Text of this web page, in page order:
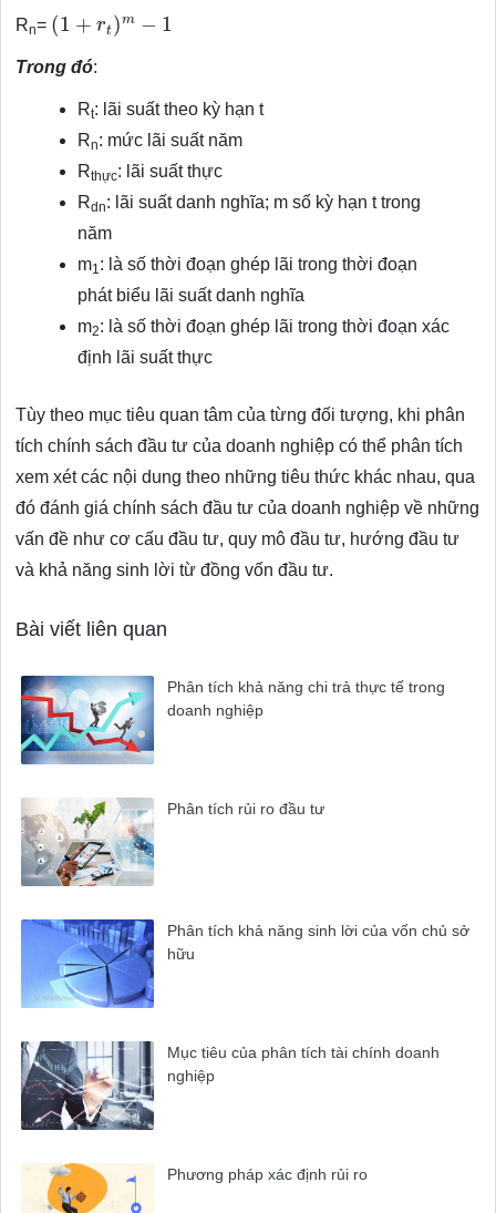
Rn=
(1 m−1
Trong đó:
Rt: lãi suất theo kỳ hạn t
Rn: mức lãi suất năm
Rthực: lãi suất thực
Rdn: lãi suất danh nghĩa; m số kỳ hạn t trong
năm
m1: là số thời đoạn ghép lãi trong thời đoạn
phát biểu lãi suất danh nghĩa
m2: là số thời đoạn ghép lãi trong thời đoạn xác
định lãi suất thực
Tùy theo mục tiêu quan tâm của từng đối tượng, khi phân
tích chính sách đầu tư của doanh nghiệp có thể phân tích
xem xét các nội dung theo những tiêu thức khác nhau, qua
đó đánh giá chính sách đầu tư của doanh nghiệp về những
vấn đề như cơ cấu đầu tư, quy mô đầu tư, hướng đầu tư
và khả năng sinh lời từ đồng vốn đầu tư.
Bài viết liên quan
Phân tích khả năng chi trả thực tế trong
doanh nghiệp
Phân tích rủi ro đầu tư
Phân tích khả năng sinh lời của vốn chủ sở
hữu
Mục tiêu của phân tích tài chính doanh
nghiệp
Phương pháp xác định rủi ro